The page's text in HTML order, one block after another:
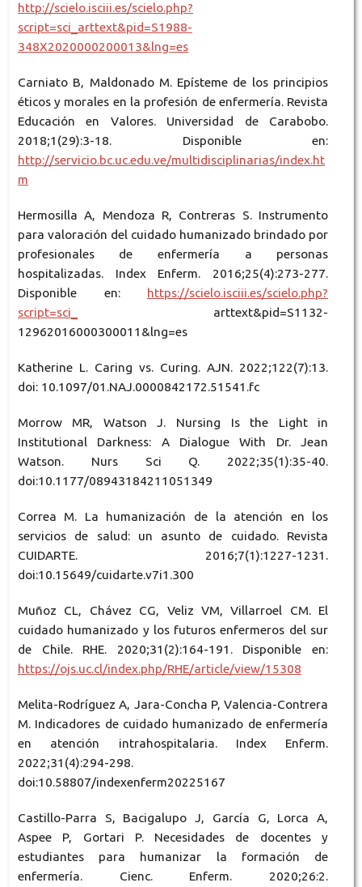
http://scielo.isciii.es/scielo.php?
script=sci_arttext&pid=S1988-
348X2020000200013&lng=es
Carniato B, Maldonado M. Epísteme de los principios
éticos y morales en la profesión de enfermería. Revista
Educación en Valores. Universidad de Carabobo.
2018;1(29):3-18. Disponible en:
http://servicio.bc.uc.edu.ve/multidisciplinarias/index.ht
m
Hermosilla A, Mendoza R, Contreras S. Instrumento
para valoración del cuidado humanizado brindado por
profesionales de enfermería a personas
hospitalizadas. Index Enferm. 2016;25(4):273-277.
Disponible en: https://scielo.isciii.es/scielo.php?
script=sci_
arttext&pid=S1132-
12962016000300011&lng=es
Katherine L. Caring vs. Curing. AJN. 2022;122(7):13.
doi: 10.1097/01.NAJ.0000842172.51541.fc
Morrow MR, Watson J. Nursing Is the Light in
Institutional Darkness: A Dialogue With Dr. Jean
Watson. Nurs Sci Q. 2022;35(1):35-40.
doi:10.1177/08943184211051349
Correa M. La humanización de la atención en los
servicios de salud: un asunto de cuidado. Revista
CUIDARTE. 2016;7(1):1227-1231.
doi:10.15649/cuidarte.v7i1.300
Muñoz CL, Chávez CG, Veliz VM, Villarroel CM. El
cuidado humanizado y los futuros enfermeros del sur
de Chile. RHE. 2020;31(2):164-191. Disponible en:
https://ojs.uc.cl/index.php/RHE/article/view/15308
Melita-Rodríguez A, Jara-Concha P, Valencia-Contrera
M. Indicadores de cuidado humanizado de enfermería
en atención intrahospitalaria. Index Enferm.
2022;31(4):294-298.
doi:10.58807/indexenferm20225167
Castillo-Parra S, Bacigalupo J, García G, Lorca A,
Aspee P, Gortari P. Necesidades de docentes y
estudiantes para humanizar la formación de
enfermería. Cienc. Enferm. 2020;26:2.